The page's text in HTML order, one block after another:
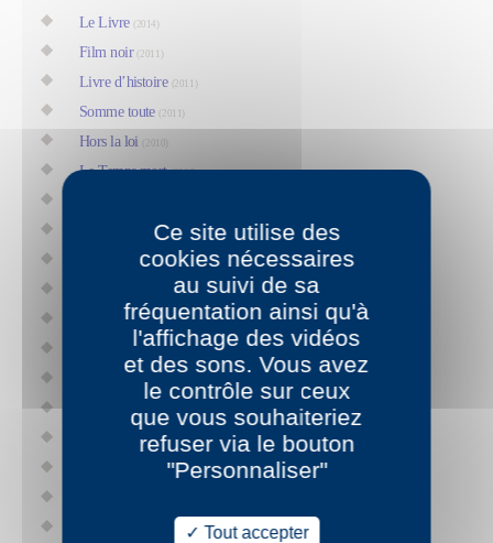
Le Livre (2014)
Film noir (2011)
Livre d’histoire (2011)
Somme toute (2011)
Hors la loi (2010)
Le Temps mort (2006)
(2006)
Petit traité de la vie et de la mort (2003)
(2002)
Histoires d’une vie Remarques 2
Ville de la peur (1997)
Régis Mille l’éventreur (1996)
Les Grandes Espérances de Charles Dickens
Ce site utilise des
cookies nécessaires
au suivi de sa
fréquentation ainsi qu'à
l'affichage des vidéos
et des sons. Vous avez
le contrôle sur ceux
que vous souhaiteriez
refuser via le bouton
"Personnaliser"
Tout accepter